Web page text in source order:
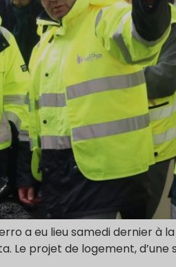
a eu lieu samedi dernier à
Le projet de logement,